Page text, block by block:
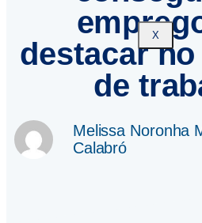
X
destacar
de
Melissa Noronha
Calabró